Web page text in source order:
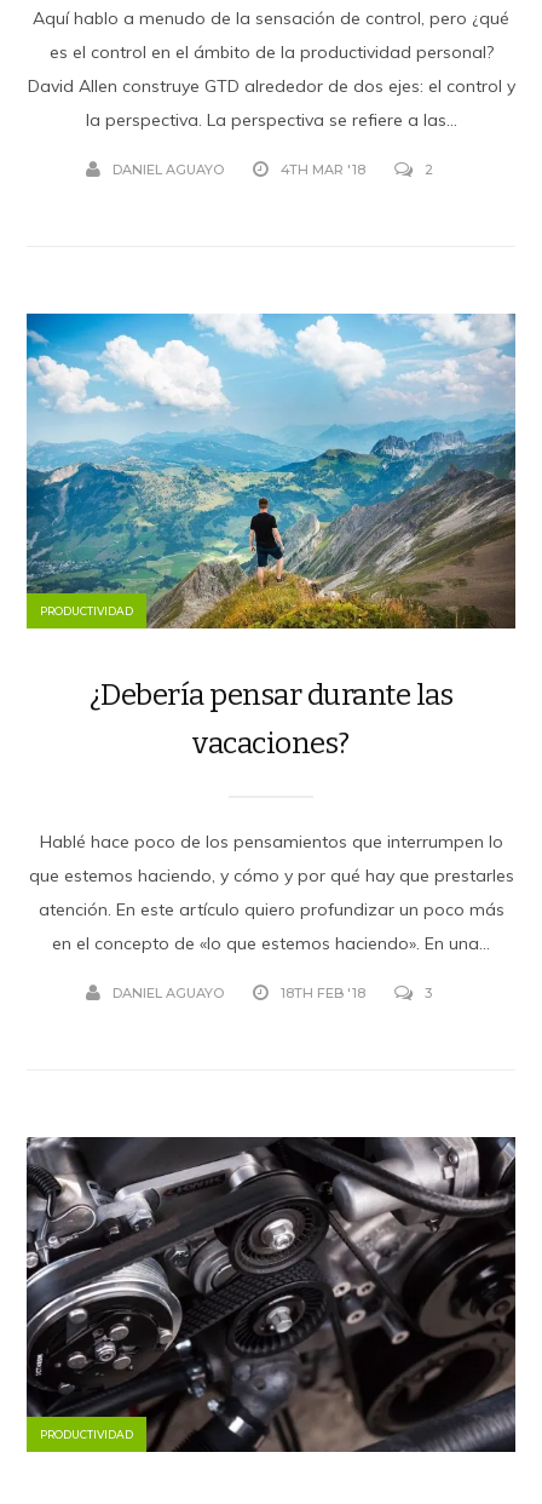
Aquí hablo a menudo de la sensación de control, pero ¿qué
es el control en el ámbito de la productividad personal?
David Allen construye GTD alrededor de dos ejes: el control y
la perspectiva. La perspectiva se refiere a las...
DANIEL AGUAYO 4TH MAR '18 2
PRODUCTIVIDAD
¿Debería pensar durante las
vacaciones?
Hablé hace poco de los pensamientos que interrumpen lo
que estemos haciendo, y cómo y por qué hay que prestarles
atención. En este artículo quiero profundizar un poco más
en el concepto de «lo que estemos haciendo». En una...
DANIEL AGUAYO 18TH FEB '18 3
PRODUCTIVIDAD